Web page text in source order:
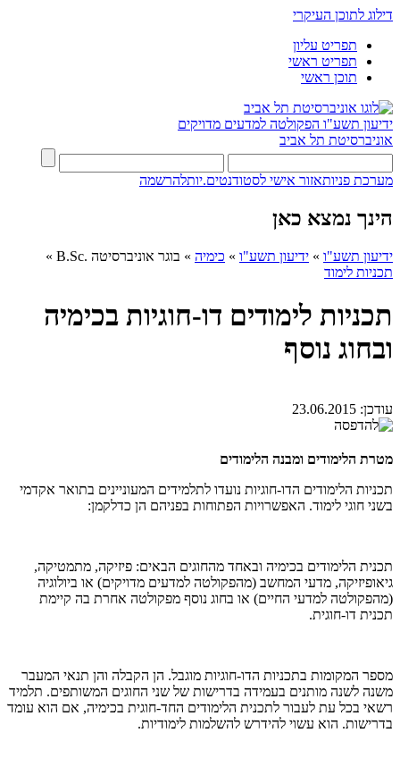
דילוג לתוכן העיקרי
תפריט עליון
תפריט ראשי
תוכן ראשי
ידיעון תשע"ו הפקולטה למדעים מדויקים
אוניברסיטת תל אביב
מערכת פניותאזור אישי לסטודנטים.יותלהרשמה
הינך נמצא כאן
ידיעון תשע"ו » ידיעון תשע"ו » כימיה » בוגר אוניברסיטה .B.Sc
»
תכניות לימוד
תכניות לימודים דו-חוגיות בכימיה
ובחוג נוסף
עודכן: 23.06.2015
מטרת הלימודים ומבנה הלימודים
תכניות הלימודים הדו-חוגיות נועדו לתלמידים המעוניינים בתואר אקדמי
בשני חוגי לימוד. האפשרויות הפתוחות בפניהם הן כדלקמן:
תכנית הלימודים בכימיה ובאחד מהחוגים הבאים: פיזיקה, מתמטיקה,
גיאופיזיקה, מדעי המחשב (מהפקולטה למדעים מדויקים) או ביולוגיה
(מהפקולטה למדעי החיים) או בחוג נוסף מפקולטה אחרת בה קיימת
תכנית דו-חוגית.
מספר המקומות בתכניות הדו-חוגיות מוגבל. הן הקבלה והן תנאי המעבר
משנה לשנה מותנים בעמידה בדרישות של שני החוגים המשותפים. תלמיד
רשאי בכל עת לעבור לתכנית הלימודים החד-חוגית בכימיה, אם הוא עומד
בדרישות. הוא עשוי להידרש להשלמות לימודיות.